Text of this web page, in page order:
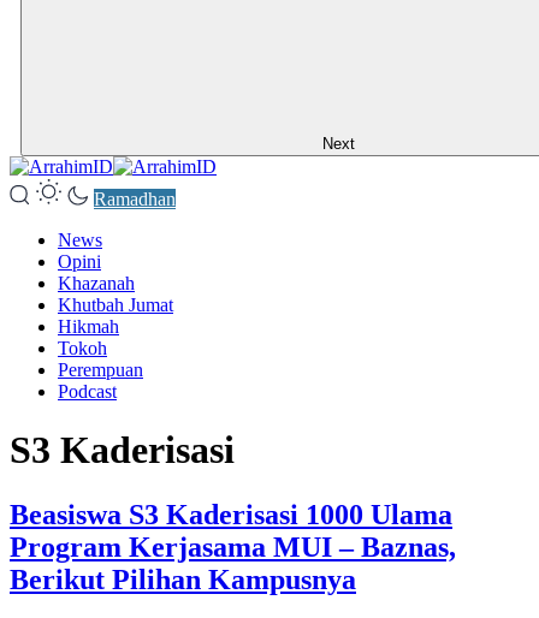
Next
Ramadhan
News
Opini
Khazanah
Khutbah Jumat
Hikmah
Tokoh
Perempuan
Podcast
S3 Kaderisasi
Beasiswa S3 Kaderisasi 1000 Ulama
Program Kerjasama MUI – Baznas,
Berikut Pilihan Kampusnya